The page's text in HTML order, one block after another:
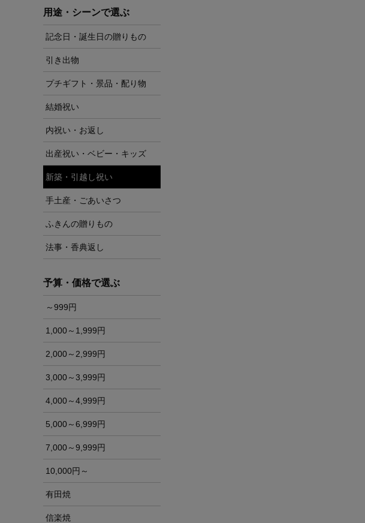
用途・シーンで選ぶ
記念日・誕生日の贈りもの
引き出物
プチギフト・景品・配り物
結婚祝い
内祝い・お返し
出産祝い・ベビー・キッズ
新築・引越し祝い
手土産・ごあいさつ
ふきんの贈りもの
法事・香典返し
予算・価格で選ぶ
～999円
1,000～1,999円
2,000～2,999円
3,000～3,999円
4,000～4,999円
5,000～6,999円
7,000～9,999円
10,000円～
有田焼
信楽焼